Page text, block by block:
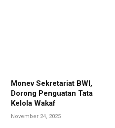
Monev Sekretariat BWI,
Dorong Penguatan Tata
Kelola Wakaf
November 24, 2025